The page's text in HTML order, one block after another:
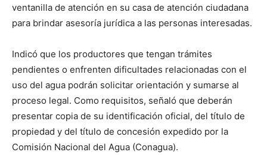
ventanilla de atención en su casa de atención ciudadana
para brindar asesoría jurídica a las personas interesadas.
Indicó que los productores que tengan trámites
pendientes o enfrenten dificultades relacionadas con el
uso del agua podrán solicitar orientación y sumarse al
proceso legal. Como requisitos, señaló que deberán
presentar copia de su identificación oficial, del título de
propiedad y del título de concesión expedido por la
Comisión Nacional del Agua (Conagua).